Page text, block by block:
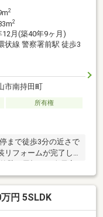
2
2
12月(築40年9ヶ月)
状線 警察署前駅 徒歩3
市南持田町
所有権
まで徒歩3分の近さで
リフォームが完了し
の荷物もすっきり収
すく爽やかなバスタ
で徒歩2分でちょっと
円 5SLDK